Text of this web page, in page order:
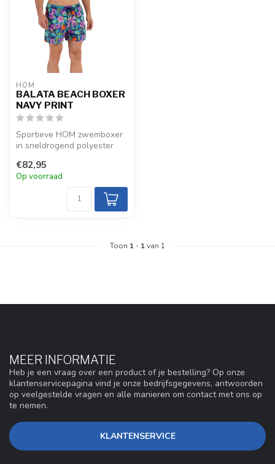
HOM
BALATA BEACH BOXER
NAVY PRINT
Sportieve HOM zwemboxer
in sneldrogend polyester
binnenbroe...
€82,95
Op voorraad
Toon 1 - 1van 1
MEER INFORMATIE
Heb je een vraag over een product of je bestelling? Op onze
klantenservicepagina vind je onze bedrijfsgegevens, antwoorden
op veelgestelde vragen en alle manieren om contact met ons op
te nemen.
KLANTENSERVICE